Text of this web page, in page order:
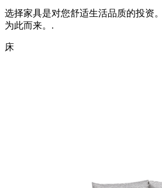
选择家具是对您舒适生活品质的投资
为此而来。.
床